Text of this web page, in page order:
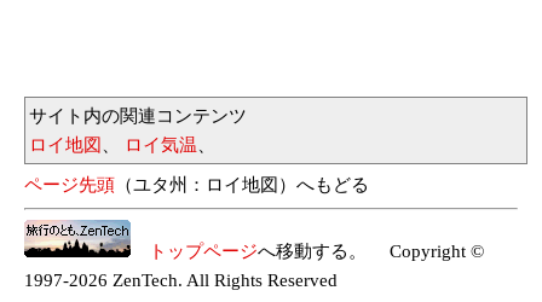
サイト内の関連コンテンツ
ロイ地図
ロイ気温
ページ先頭 （ユタ州：ロイ地図）へもどる
トップページへ移動する。 Copyright ©
1997-2026 ZenTech. All Rights Reserved